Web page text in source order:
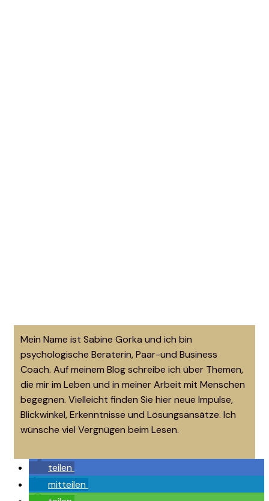
Mein Name ist Sabine Gorka und ich bin
psychologische Beraterin, Paar-und Business
Coach. Auf meinem Blog schreibe ich über Themen,
die mir im Leben und in meiner Arbeit mit Menschen
begegnen. Vielleicht finden Sie hier neue Impulse,
Blickwinkel, Erkenntnisse und Lösungsansätze. Ich
wünsche viel Vergnügen beim Lesen.
teilen
mitteilen